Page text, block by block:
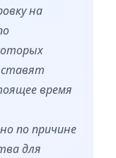
на
ставят
время
по причине
для